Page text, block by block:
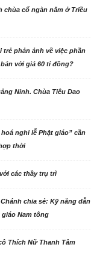
chùa cổ ngàn năm ở Triều
trẻ phản ảnh về việc phần
với giá 60 tỉ đồng?
Ninh. Chùa Tiêu Dao
hoá nghi lễ Phật giáo” cần
thời
các thầy trụ trì
chia sẻ: Kỹ năng dẫn
Nam tông
Thích Nữ Thanh Tâm